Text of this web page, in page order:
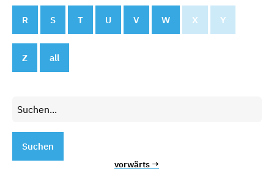
R S T U V W X Y
Z all
Suchen
vorwärts →